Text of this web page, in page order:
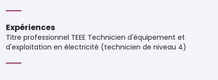
Expériences
Titre professionnel TEEE Technicien d'équipement et
d'exploitation en électricité (technicien de niveau 4)